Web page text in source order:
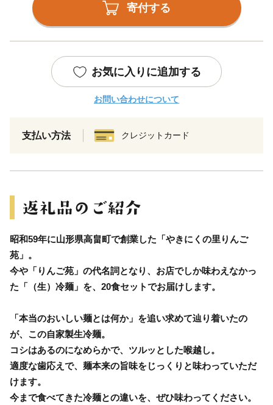
寄付する
お気に入りに追加する
お問い合わせについて
支払い方法 クレジットカード
昭和59年に山形県高畠町で創業した「やきにくの里りんご
苑」。
今や「りんご苑」の代名詞となり、お店でしか味わえなかっ
た「（生）冷麺」を、20食セットでお届けします。
「本当のおいしい麺とは何か」を追い求めて辿り着いたの
が、この自家製生冷麺。
コシはあるのになめらかで、ツルッとした喉越し。
適度な歯応えで、麺本来の旨味をじっくりと味わっていただ
けます。
今まで食べてきた冷麺との違いを、ぜひ味わってください。